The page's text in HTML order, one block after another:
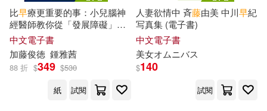
三浦加鈴(1) 俏媽咪潔思米(1)
古川武士(1) 四ノ宮里莉(1)
孔枝泳(1) 早瀬まな(1)
YAMABUKI(1) 悅知文化(1)
方智(1) 樂知事業有限公司(1)
玉山社(1) 麥田(1)
比早療更重要的事：小兒腦神
經醫師教你從「發展障礙」看
懂「超強特質」，引導孩子發
揮優勢、快樂成長! (電子書)
中文電子書
加藤俊徳 鍾雅茜
88 折 $349 $530
紙
試閱
人妻欲情中 斉藤由美 中川早紀
写真集 (電子書)
中文電子書
美女オムニバス
$140
試閱